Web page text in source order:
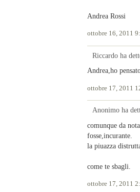
Andrea Rossi
ottobre 16, 2011
Riccardo ha
Andrea,ho
ottobre 17, 2011
Anonimo ha
comunque da
fosse,incurante.
la piuazza
come te sbagli.
ottobre 17, 2011